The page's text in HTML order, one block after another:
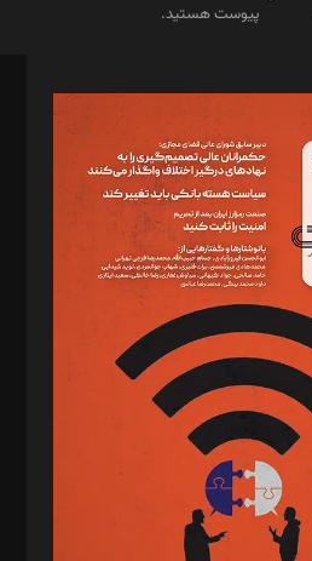
پیوست هستید.
ایپکچی
یسنا امان‌پور، سروش کرمیان،
زهرا فکرانه، فائزه فتحی
مانی لطفی زاده